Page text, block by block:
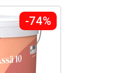
-74%